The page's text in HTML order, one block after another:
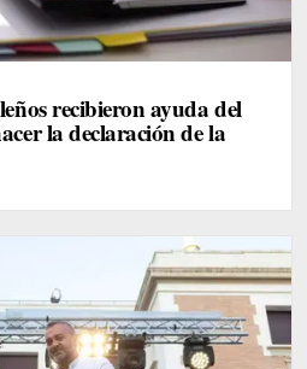
recibieron ayuda del
la declaración de la